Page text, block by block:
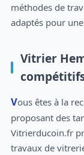
méthodes de
adaptés pour
Vitrier
Vous êtes à la recherche d'un vitrier à Hem 59510
proposant des
Vitrierducoin.fr
travaux de